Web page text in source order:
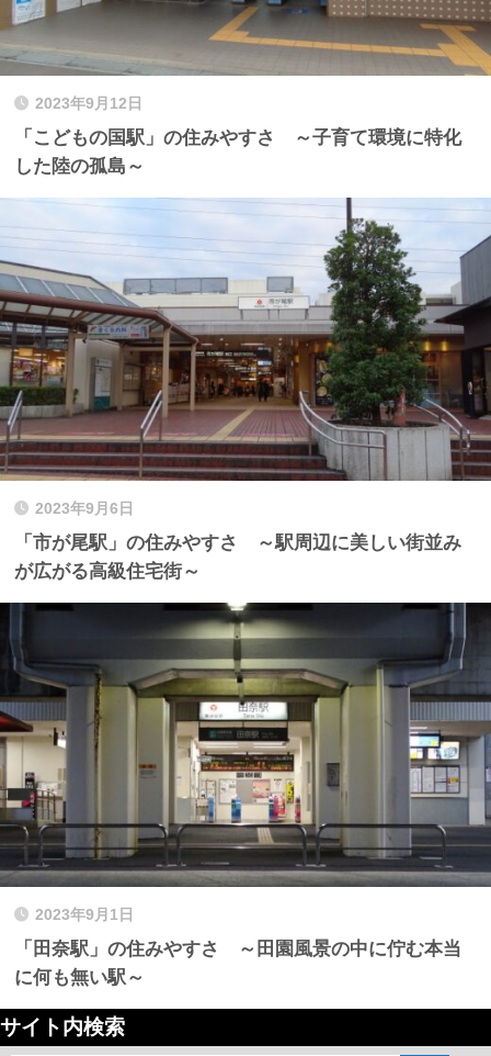
2023年9月12日
「こどもの国駅」の住みやすさ ～子育て環境に特化
した陸の孤島～
2023年9月6日
「市が尾駅」の住みやすさ ～駅周辺に美しい街並み
が広がる高級住宅街～
2023年9月1日
「田奈駅」の住みやすさ ～田園風景の中に佇む本当
に何も無い駅～
サイト内検索